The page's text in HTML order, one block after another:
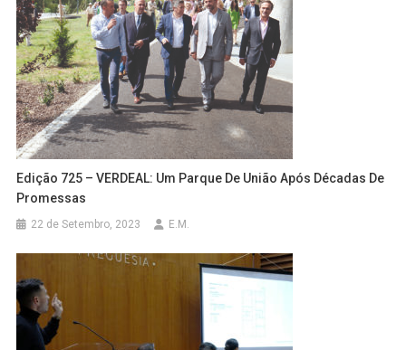
Edição 725 – VERDEAL: Um Parque De União Após Décadas De
Promessas
22 de Setembro, 2023 E.M.